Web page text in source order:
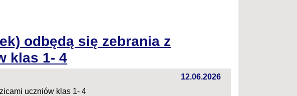
odbędą się zebrania z
klas 1- 4
12.06.2026
uczniów klas 1- 4